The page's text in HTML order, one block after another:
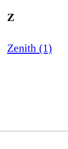
Z
Zenith (1)